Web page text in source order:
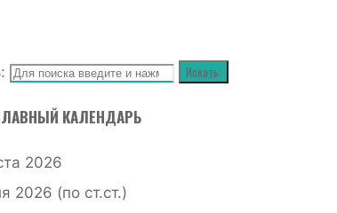
Искать:
КАЛЕНДАРЬ
2026
2026 (по ст.ст.)